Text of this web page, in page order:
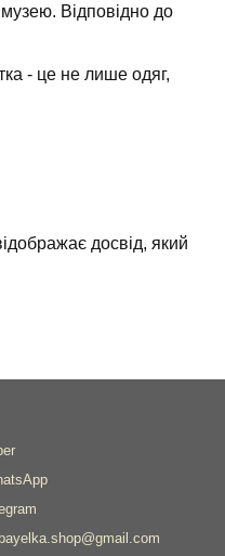
Відповідно до
- це не лише одяг,
досвід, який